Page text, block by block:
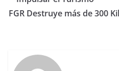
FGR Destruye más de 300